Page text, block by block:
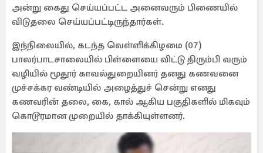
அன்று கைது செய்யப்பட்ட அனைவரும் பிணையில்
விடுதலை செய்யப்பட்டிருந்தார்கள்.
இந்நிலையில், கடந்த வெள்ளிக்கிழமை (07)
பாலர்பாடசாலையில் பிள்ளையை விட்டு திரும்பி வரும்
வழியில் மூதூர் காவல்துறையினர் தனது கணவனை
முச்சக்கர வண்டியில் அழைத்துச் சென்று எனது
கணவரின் தலை, கை, கால் ஆகிய பகுதிகளில் மிகவும்
கொடூரமான முறையில் தாக்கியுள்ளனர்.